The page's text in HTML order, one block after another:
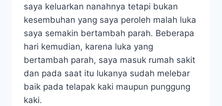
saya keluarkan nanahnya tetapi bukan
kesembuhan yang saya peroleh malah luka
saya semakin bertambah parah. Beberapa
hari kemudian, karena luka yang
bertambah parah, saya masuk rumah sakit
dan pada saat itu lukanya sudah melebar
baik pada telapak kaki maupun punggung
kaki.